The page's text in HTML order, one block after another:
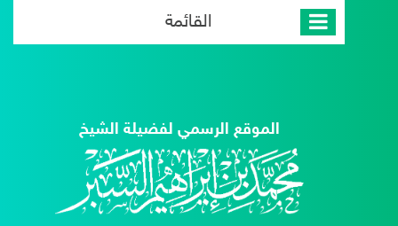
القائمة
الموقع الرسمي لفضيلة الشيخ